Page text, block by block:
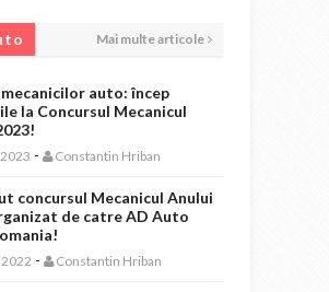
Mai multe articole
auto: încep
la Concursul Mecanicul
- Constantin Hriban
concursul Mecanicul Anului
de catre AD Auto
- Constantin Hriban